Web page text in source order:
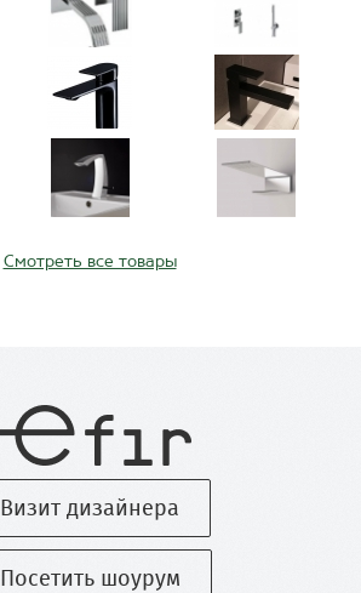
Смотреть все товары
Посетить шоурум
Визит дизайнера